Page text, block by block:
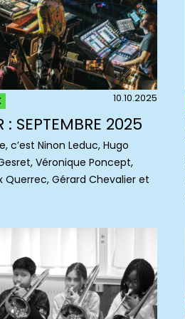
10.10.2025
: SEPTEMBRE 2025
c’est Ninon Leduc, Hugo
Véronique Poncept,
Querrec, Gérard Chevalier et